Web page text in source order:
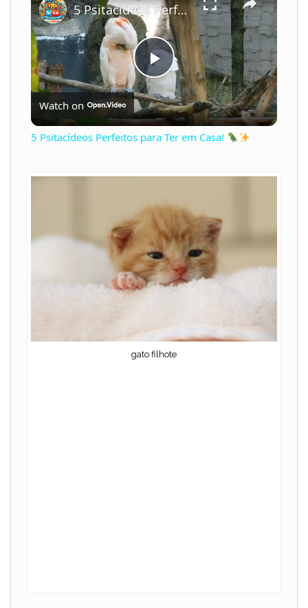
P
l
y
V
i
d
5 Psitacídeos Perfeitos para Ter em Casa!
Watch on
5 Psitacídeos Perfeitos para Ter em Casa!
gato filhote